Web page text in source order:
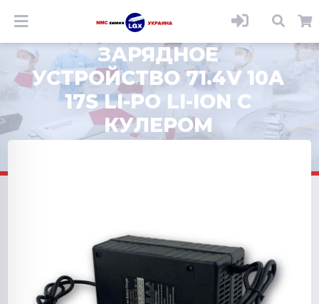
ЗАРЯДНОЕ
УСТРОЙСТВО 71.4V 10A
17S LI-PO LI-ION С
КУЛЕРОМ